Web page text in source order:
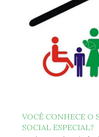
VOCÊ CONHECE O
SOCIAL ESPECIAL?